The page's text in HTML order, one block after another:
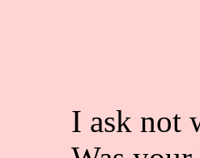
I ask not